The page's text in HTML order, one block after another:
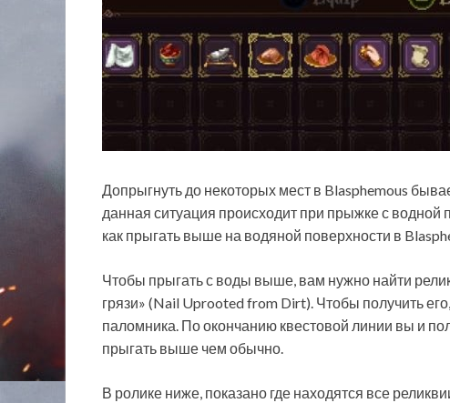
Допрыгнуть до некоторых мест в Blasphemous
данная ситуация происходит при прыжке с водной
как прыгать выше на водяной поверхности в
Чтобы прыгать с воды выше, вам нужно найти
грязи» (Nail Uprooted from Dirt). Чтобы получить
паломника. По окончанию квестовой линии вы и
прыгать выше чем обычно.
В ролике ниже, показано где находятся все